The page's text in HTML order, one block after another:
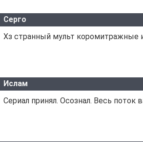
Серго
Хз странный мульт коромитражные
Ислам
Сериал принял. Осознал. Весь